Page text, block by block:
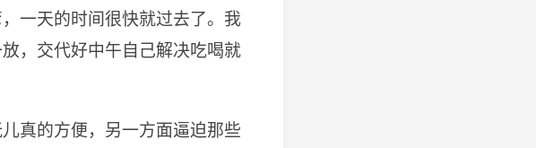
一天的时间很快就过去了。我
，交代好中午自己解决吃喝就
真的方便，另一方面逼迫那些